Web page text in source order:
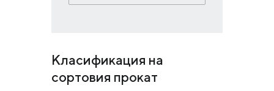
Класификация на
сортовия прокат